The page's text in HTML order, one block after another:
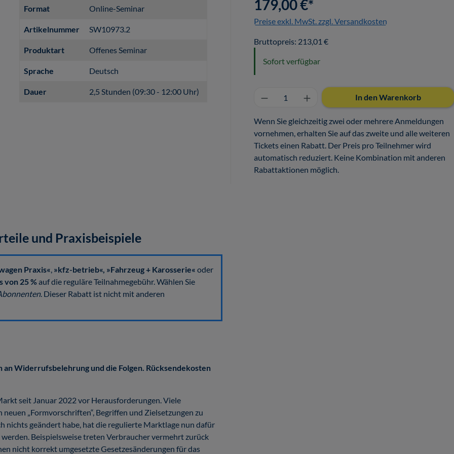
Format Online-Seminar
Artikelnummer SW10973.2
Produktart Offenes Seminar
Sprache Deutsch
Dauer 2,5 Stunden (09:30 - 12:00 Uhr)
179,00 €*
Preise exkl. MwSt. zzgl. Versandkosten
Bruttopreis: 213,01 €
Sofort verfügbar
Produkt Anzahl: Gib denIn den Warenkorb
Wenn Sie gleichzeitig zwei oder mehrere Anmeldungen
vornehmen, erhalten Sie auf das zweite und alle weiteren
Tickets einen Rabatt. Der Preis pro Teilnehmer wird
automatisch reduziert. Keine Kombination mit anderen
Rabattaktionen möglich.
und Praxisbeispiele
Praxis«, »kfz-betrieb«, »Fahrzeug + Karosserie« oder
von 25 %auf die reguläre Teilnahmegebühr. Wählen Sie
. Dieser Rabatt ist nicht mit anderen
an Widerrufsbelehrung und die Folgen. Rücksendekosten
seit Januar 2022 vor Herausforderungen. Viele
„Formvorschriften“, Begriffen und Zielsetzungen zu
nichts geändert habe, hat die regulierte Marktlage nun dafür
Beispielsweise treten Verbraucher vermehrt zurück
nicht korrekt umgesetzte Gesetzesänderungen für das